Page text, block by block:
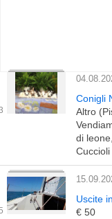
Conigli
Altro
di
Cuccioli
Uscite
€ 50